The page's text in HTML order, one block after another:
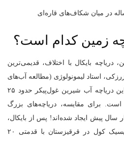
زمین کدام است؟
دریاچه‌ بایکال با اختلاف، قدیمی‌ترین
استاد لیمونولوژی (مطالعه آب‌های
داخلی) در دانشگاه مینه‌سوتا، این دریاچه‌ آب شیرین غول‌پیکر حدود ۲۵
برای مقایسه، دریاچه‌های بزرگ
شمالی کمتر از ۲۰ هزار سال پیش ایجاد شده‌اند! پس از بایکال،
دومین دریاچه‌ قدیمی زمین، ایسیک کول در قرقیزستان با قدمتی ۲۰